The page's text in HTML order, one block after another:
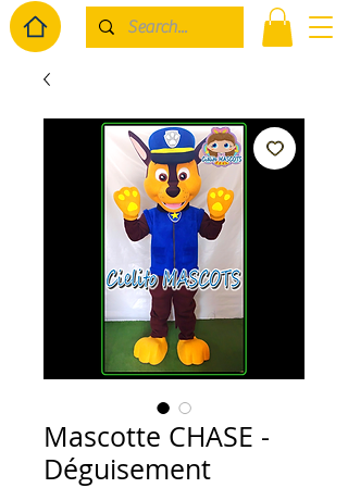
Mascotte CHASE -
Déguisement